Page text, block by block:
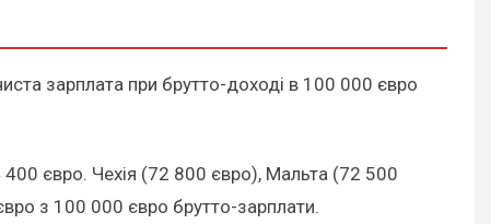
зарплата при брутто-доході в 100 000 євро
євро. Чехія (72 800 євро), Мальта (72 500
з 100 000 євро брутто-зарплати.